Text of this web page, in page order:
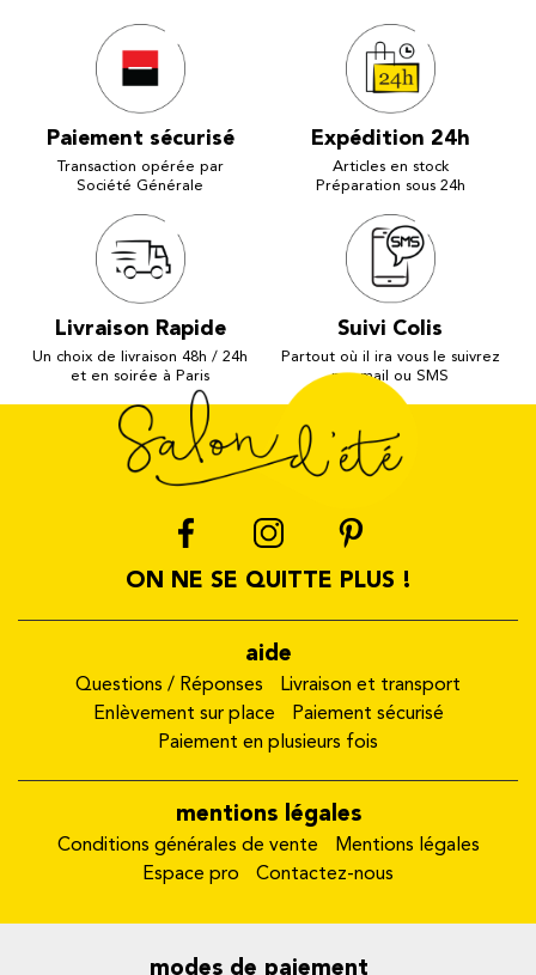
Paiement sécurisé
Transaction opérée par
Société Générale
Expédition 24h
Articles en stock
Préparation sous 24h
Livraison Rapide
Un choix de livraison 48h / 24h
et en soirée à Paris
Suivi Colis
Partout où il ira vous le suivrez
par mail ou SMS
ON NE SE QUITTE PLUS !
aide
Questions / Réponses
Livraison et transport
Enlèvement sur place
Paiement sécurisé
Paiement en plusieurs fois
mentions légales
Conditions générales de vente
Mentions légales
Espace pro
Contactez-nous
modes de paiement